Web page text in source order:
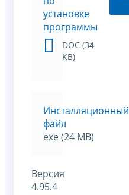
установке
программы
DOC (34
KB)
Инсталляционный
файл
exe (24 MB)
Версия
4.95.4